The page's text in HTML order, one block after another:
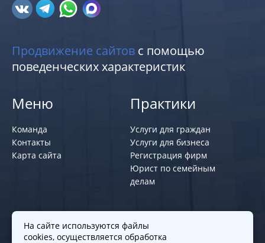
Продвижение сайтов с помощью
поведенческих характеристик
Меню
Команда
Контакты
Карта сайта
Практики
Услуги для граждан
Услуги для бизнеса
Регистрация фирм
Юрист по семейным
делам
Политики и правила
На сайте используются файлы
cookies, осуществляется обработка